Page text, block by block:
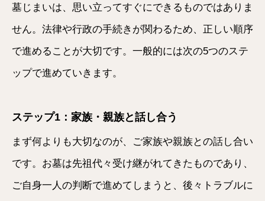
墓じまいは、思い立ってすぐにできるものではありま
せん。法律や行政の手続きが関わるため、正しい順序
で進めることが大切です。一般的には次の5つのステ
ップで進めていきます。
ステップ1：家族・親族と話し合う
まず何よりも大切なのが、ご家族や親族との話し合い
です。お墓は先祖代々受け継がれてきたものであり、
ご自身一人の判断で進めてしまうと、後々トラブルに